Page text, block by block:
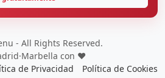
- All Rights Reserved.
con ❤️
de Privacidad Política de Cookies